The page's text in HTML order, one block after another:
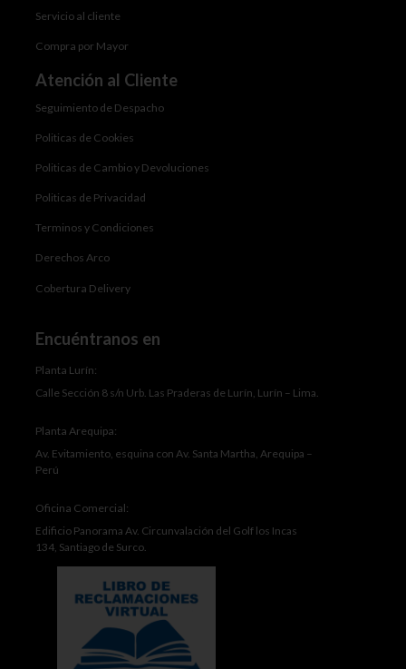
Servicio al cliente
Compra por Mayor
Atención al Cliente
Seguimiento de Despacho
Politicas de Cookies
Politicas de Cambio y Devoluciones
Politicas de Privacidad
Terminos y Condiciones
Derechos Arco
Cobertura Delivery
Encuéntranos en
Planta Lurín:
Calle Sección 8 s/n Urb. Las Praderas de Lurín, Lurín – Lima.
Planta Arequipa:
Av. Evitamiento, esquina con Av. Santa Martha, Arequipa –
Perú
Oficina Comercial:
Edificio Panorama Av. Circunvalación del Golf los Incas
134, Santiago de Surco.